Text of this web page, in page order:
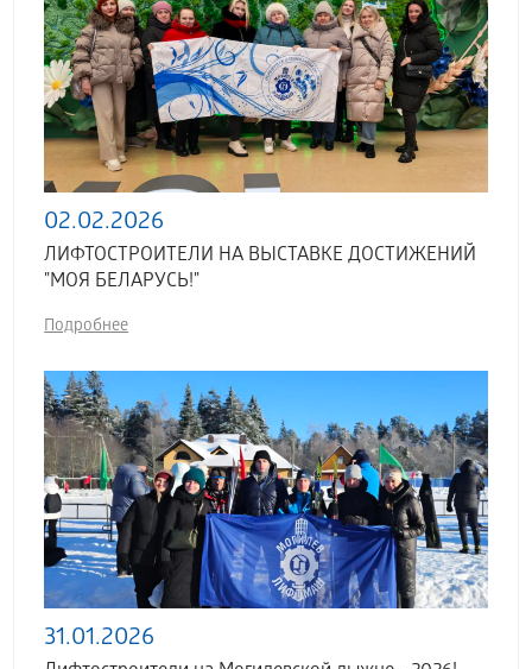
02.02.2026
ЛИФТОСТРОИТЕЛИ НА ВЫСТАВКЕ ДОСТИЖЕНИЙ
"МОЯ БЕЛАРУСЬ!"
Подробнее
31.01.2026